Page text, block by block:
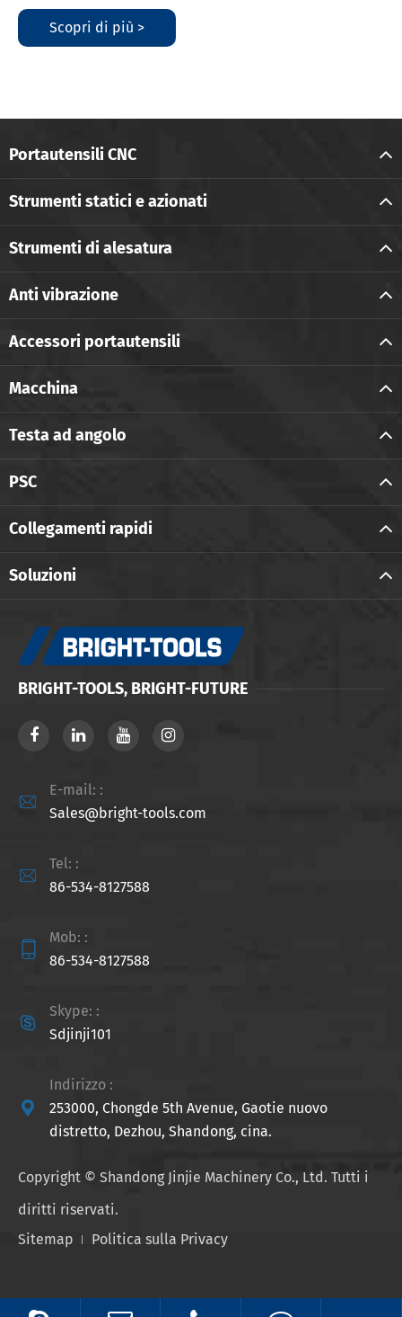
Scopri di più >
Portautensili CNC
Strumenti statici e azionati
Strumenti di alesatura
Anti vibrazione
Accessori portautensili
Macchina
Testa ad angolo
PSC
Collegamenti rapidi
Soluzioni
BRIGHT-TOOLS, BRIGHT-FUTURE

E-mail: :
Sales@bright-tools.com

Tel: :
86-534-8127588

Mob: :
86-534-8127588

Skype: :
Sdjinji101

Indirizzo :
253000, Chongde 5th Avenue, Gaotie nuovo
distretto, Dezhou, Shandong, cina.
Copyright © Shandong Jinjie Machinery Co., Ltd. Tutti i
diritti riservati.
Sitemap
Politica sulla Privacy